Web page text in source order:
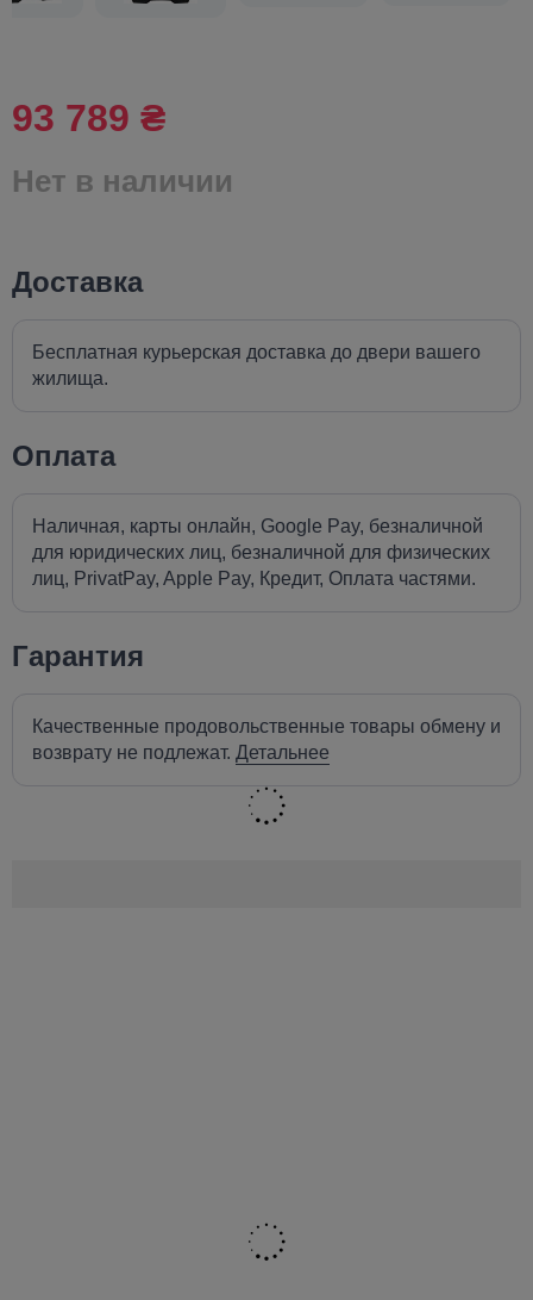
93 789 ₴
Нет в наличии
Доставка
Бесплатная курьерская доставка до двери вашего
жилища.
Оплата
Наличная, карты онлайн, Google Pay, безналичной
для юридических лиц, безналичной для физических
лиц, PrivatPay, Apple Pay, Кредит, Оплата частями.
Гарантия
Качественные продовольственные товары обмену и
возврату не подлежат. Детальнее